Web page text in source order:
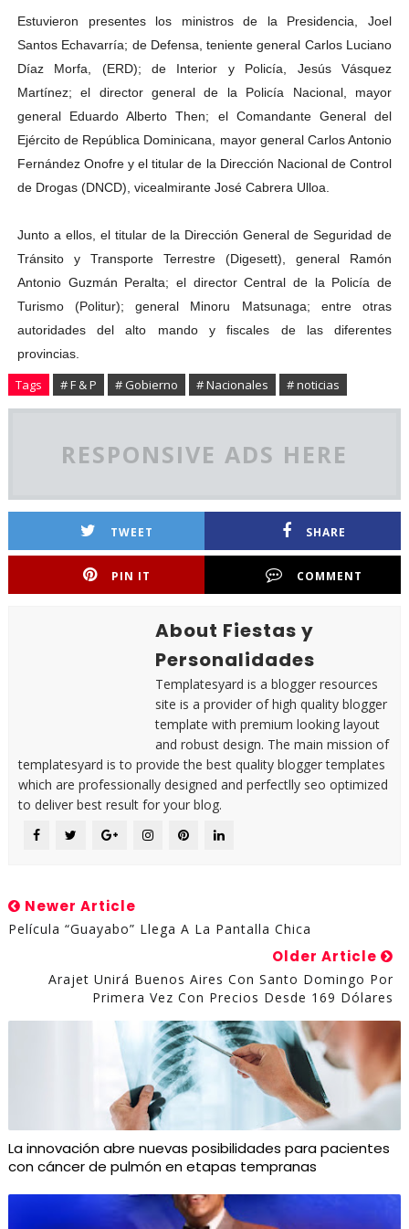
Estuvieron presentes los ministros de la Presidencia, Joel
Santos Echavarría; de Defensa, teniente general Carlos Luciano
Díaz Morfa, (ERD); de Interior y Policía, Jesús Vásquez
Martínez; el director general de la Policía Nacional, mayor
general Eduardo Alberto Then; el Comandante General del
Ejército de República Dominicana, mayor general Carlos Antonio
Fernández Onofre y el titular de la Dirección Nacional de Control
de Drogas (DNCD), vicealmirante José Cabrera Ulloa.
Junto a ellos, el titular de la Dirección General de Seguridad de
Tránsito y Transporte Terrestre (Digesett), general Ramón
Antonio Guzmán Peralta; el director Central de la Policía de
Turismo (Politur); general Minoru Matsunaga; entre otras
autoridades del alto mando y fiscales de las diferentes
provincias.
Tags # F & P # Gobierno # Nacionales # noticias
RESPONSIVE ADS HERE
TWEET SHARE
PIN IT COMMENT
About Fiestas y
Personalidades
Templatesyard is a blogger resources
site is a provider of high quality blogger
template with premium looking layout
and robust design. The main mission of
templatesyard is to provide the best quality blogger templates
which are professionally designed and perfectlly seo optimized
to deliver best result for your blog.
Newer Article
Película “Guayabo” Llega A La Pantalla Chica
Older Article
Arajet Unirá Buenos Aires Con Santo Domingo Por
Primera Vez Con Precios Desde 169 Dólares
La innovación abre nuevas posibilidades para pacientes
con cáncer de pulmón en etapas tempranas